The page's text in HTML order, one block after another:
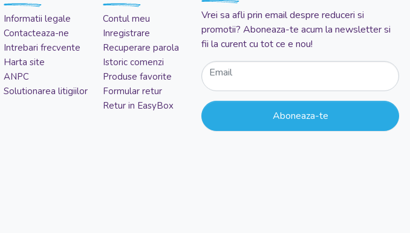
Informatii legale
Contacteaza-ne
Intrebari frecvente
Harta site
ANPC
Solutionarea litigiilor
Contul meu
Inregistrare
Recuperare parola
Istoric comenzi
Produse favorite
Formular retur
Retur in EasyBox
Vrei sa afli prin email despre reduceri si
promotii? Aboneaza-te acum la newsletter si
fii la curent cu tot ce e nou!
Email
Aboneaza-te